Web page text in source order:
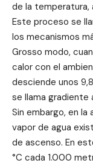
de la temperatura,
Este proceso se
los mecanismos
Grosso modo,
calor con el
desciende unos
se llama gradiente
Sin embargo, en
vapor de agua
de ascenso. En
°C cada 1.000